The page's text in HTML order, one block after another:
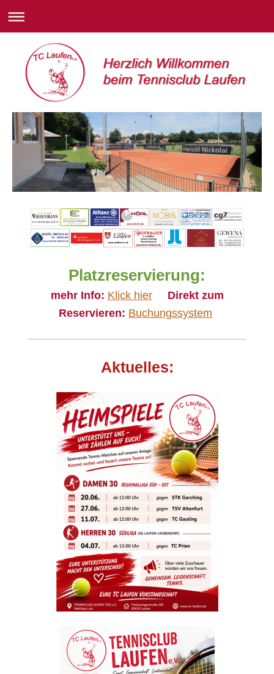
Platzreservierung:
mehr Info: Klick hierDirekt zum
Reservieren: Buchungssystem
Aktuelles: